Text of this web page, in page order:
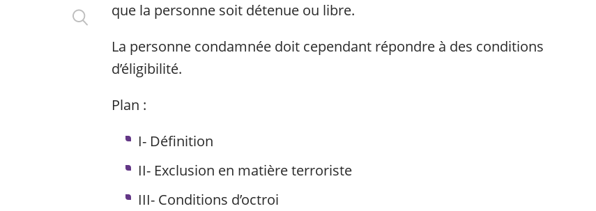
que la personne soit détenue ou libre.
La personne condamnée doit cependant répondre à des conditions
d’éligibilité.
Plan :
I- Définition
II- Exclusion en matière terroriste
III- Conditions d’octroi